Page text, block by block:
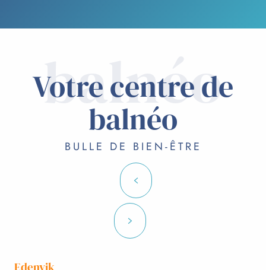
balnéo
Votre centre de
balnéo
BULLE DE BIEN-ÊTRE